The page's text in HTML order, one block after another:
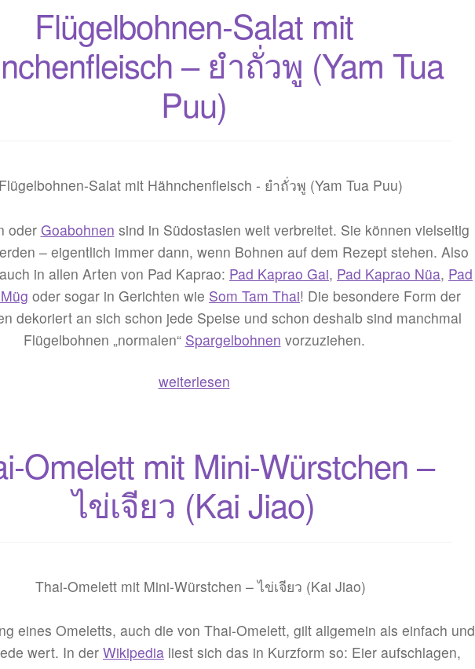
Salz
–
ผล
ไม้
กับ
(Phonlamai
Phrik
Klüa)
Flügelbohnen-Salat mit
– ยำถั่วพู (Yam Tua
Puu)
oder Goabohnen sind in Südostasien weit verbreitet. Sie können vielseitig
– eigentlich immer dann, wenn Bohnen auf dem Rezept stehen. Also
in allen Arten von Pad Kaprao: Pad Kaprao Gai, Pad Kaprao Nüa, Pad
oder sogar in Gerichten wie Som Tam Thai! Die besondere Form der
dekoriert an sich schon jede Speise und schon deshalb sind manchmal
Flügelbohnen „normalen“ Spargelbohnen vorzuziehen.
Flügelbohnen-
–
ถั่วพู
Puu)
weiterlesen
Omelett mit Mini-Würstchen –
ไข่เจียว (Kai Jiao)
eines Omeletts, auch die von Thai-Omelett, gilt allgemein als einfach und
wert. In derWikipedia liest sich das in Kurzform so: Eier aufschlagen,